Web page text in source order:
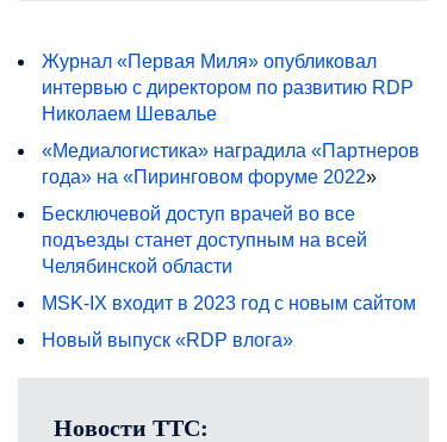
Журнал «Первая Миля» опубликовал
интервью с директором по развитию RDP
Николаем Шевалье
«Медиалогистика» наградила «Партнеров
года» на «Пиринговом форуме 2022»
Бесключевой доступ врачей во все
подъезды станет доступным на всей
Челябинской области
MSK-IX входит в 2023 год с новым сайтом
Новый выпуск «RDP влога»
Новости ТТС: